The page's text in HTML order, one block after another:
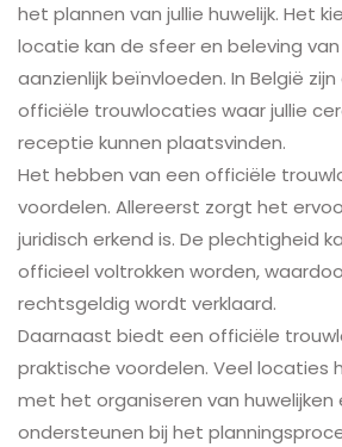
het plannen van jullie huwelijk. Het
locatie kan de sfeer en beleving
aanzienlijk beïnvloeden. In België
officiële trouwlocaties waar jullie
receptie kunnen plaatsvinden.
Het hebben van een officiële
voordelen. Allereerst zorgt het
juridisch erkend is. De plechtigheid
officieel voltrokken worden,
rechtsgeldig wordt verklaard.
Daarnaast biedt een officiële
praktische voordelen. Veel locaties
met het organiseren van huwelijken
ondersteunen bij het